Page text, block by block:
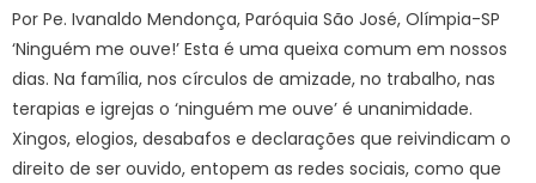
Por Pe. Ivanaldo Mendonça, Paróquia São José, Olímpia-SP
‘Ninguém me ouve!’ Esta é uma queixa comum em nossos
dias. Na família, nos círculos de amizade, no trabalho, nas
terapias e igrejas o ‘ninguém me ouve’ é unanimidade.
Xingos, elogios, desabafos e declarações que reivindicam o
direito de ser ouvido, entopem as redes sociais, como que